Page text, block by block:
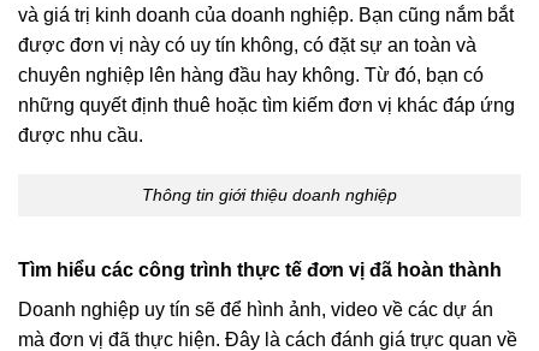
và giá trị kinh doanh của doanh nghiệp. Bạn cũng nắm bắt
được đơn vị này có uy tín không, có đặt sự an toàn và
chuyên nghiệp lên hàng đầu hay không. Từ đó, bạn có
những quyết định thuê hoặc tìm kiếm đơn vị khác đáp ứng
được nhu cầu.
Thông tin giới thiệu doanh nghiệp
Tìm hiểu các công trình thực tế đơn vị đã hoàn thành
Doanh nghiệp uy tín sẽ để hình ảnh, video về các dự án
mà đơn vị đã thực hiện. Đây là cách đánh giá trực quan về